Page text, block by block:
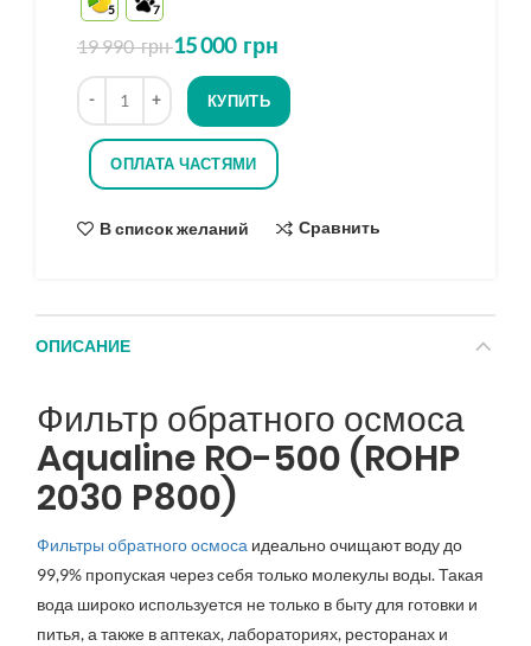
5 7
19 990грн 15 000 грн
Количество
КУПИТЬ
ОПЛАТА ЧАСТЯМИ
В список желаний Сравнить
ОПИСАНИЕ
Фильтр обратного осмоса
Aqualine RO-500 (ROHP
2030 P800)
Фильтры обратного осмоса идеально очищают воду до
99,9% пропуская через себя только молекулы воды. Такая
вода широко используется не только в быту для готовки и
питья, а также в аптеках, лабораториях, ресторанах и